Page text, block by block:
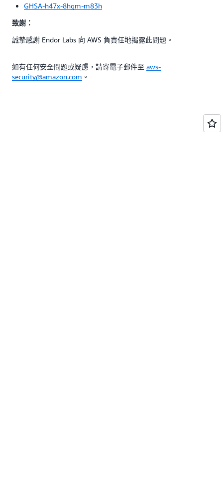
GHSA-h47x-8hgm-m83h
致謝：
誠摯感謝 Endor Labs 向 AWS 負責任地揭露此問題。
如有任何安全問題或疑慮，請寄電子郵件至 aws-
security@amazon.com 。